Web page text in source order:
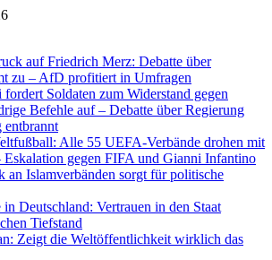
auf Friedrich Merz: Debatte über
zu – AfD profitiert in Umfragen
Soldaten zum Widerstand gegen
Befehle auf – Debatte über Regierung
entbrannt
Alle 55 UEFA-Verbände drohen mit
gegen FIFA und Gianni Infantino
an Islamverbänden sorgt für politische
in Deutschland: Vertrauen in den Staat
Tiefstand
Zeigt die Weltöffentlichkeit wirklich das